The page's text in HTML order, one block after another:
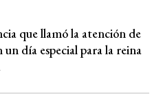
que llamó la atención de
un día especial para la reina